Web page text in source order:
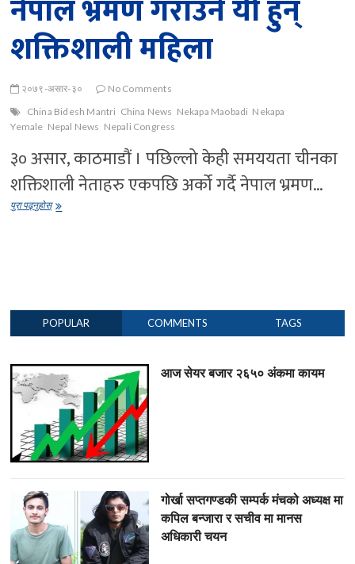
नेपाल भ्रमण गराउने यी हुन्
शक्तिशाली महिला
२०७९-असार-३०
No Comments
China Bidesh Mantri China News Nekapa Maobadi Nekapa
Yemale Nepal News Nepali Congress
३० असार, काठमाडौं । पछिल्लो केही समययता चीनका
शक्तिशाली नेताहरु एकपछि अर्को गर्दै नेपाल भ्रमण…
पुरा पढ्नुहोस्शक्तिशाली
शक्तिशाली
POPULAR COMMENTS TAGS
आज सेयर बजार २६५० अंकमा कायम
गोर्खा सप्तगण्डकी सम्पर्क मंचको अध्यक्ष मा
कपिल बन्जारा र सचीव मा मानस
अधिकारी चयन